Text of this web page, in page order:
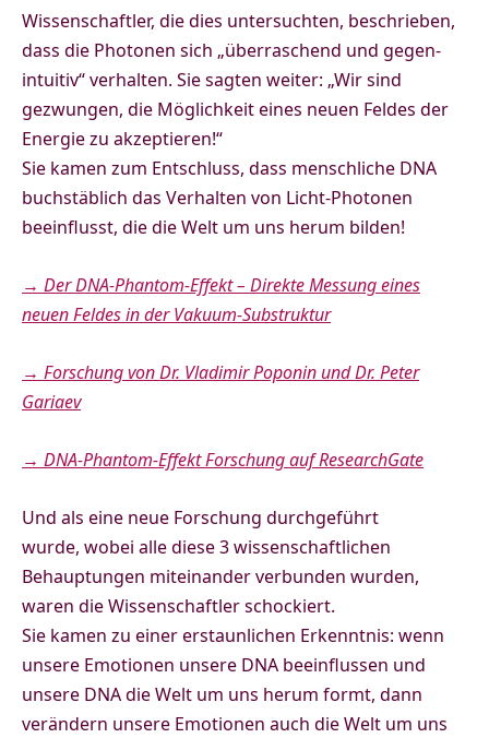
Wissenschaftler, die dies untersuchten, beschrieben,
dass die Photonen sich „überraschend und gegen-
intuitiv“ verhalten. Sie sagten weiter: „Wir sind
gezwungen, die Möglichkeit eines neuen Feldes der
Energie zu akzeptieren!“
Sie kamen zum Entschluss, dass menschliche DNA
buchstäblich das Verhalten von Licht-Photonen
beeinflusst, die die Welt um uns herum bilden!
→ Der DNA-Phantom-Effekt – Direkte Messung eines
neuen Feldes in der Vakuum-Substruktur
→ Forschung von Dr. Vladimir Poponin und Dr. Peter
Gariaev
→ DNA-Phantom-Effekt Forschung auf ResearchGate
Und als eine neue Forschung durchgeführt
wurde, wobei alle diese 3 wissenschaftlichen
Behauptungen miteinander verbunden wurden,
waren die Wissenschaftler schockiert.
Sie kamen zu einer erstaunlichen Erkenntnis: wenn
unsere Emotionen unsere DNA beeinflussen und
unsere DNA die Welt um uns herum formt, dann
verändern unsere Emotionen auch die Welt um uns